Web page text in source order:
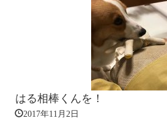
はる相棒くんを！
2017年11月2日